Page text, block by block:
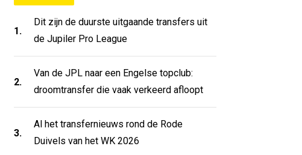
1.
Dit zijn de duurste uitgaande transfers uit
de Jupiler Pro League
2.
Van de JPL naar een Engelse topclub:
droomtransfer die vaak verkeerd afloopt
3.
Al het transfernieuws rond de Rode
Duivels van het WK 2026